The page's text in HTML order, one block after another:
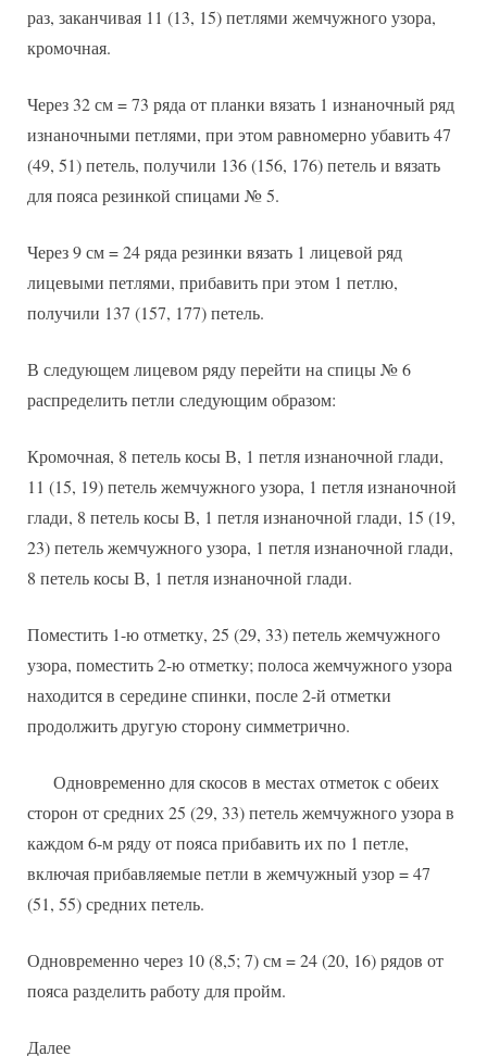
раз, заканчивая 11 (13, 15) петлями жемчужного узора,
кромочная.
Через 32 см = 73 ряда от планки вязать 1 изнаночный ряд
изнаночными петлями, при этом равномерно убавить 47
(49, 51) петель, получили 136 (156, 176) петель и вязать
для пояса резинкой спицами № 5.
Через 9 см = 24 ряда резинки вязать 1 лицевой ряд
лицевыми петлями, прибавить при этом 1 петлю,
получили 137 (157, 177) петель.
В следующем лицевом ряду перейти на спицы № 6
распределить петли следующим образом:
Кромочная, 8 петель косы В, 1 петля изнаночной глади,
11 (15, 19) петель жемчужного узора, 1 петля изнаночной
глади, 8 петель косы В, 1 петля изнаночной глади, 15 (19,
23) петель жемчужного узора, 1 петля изнаночной глади,
8 петель косы В, 1 петля изнаночной глади.
Поместить 1-ю отметку, 25 (29, 33) петель жемчужного
узора, поместить 2-ю отметку; полоса жемчужного узора
находится в середине спинки, после 2-й отметки
продолжить другую сторону симметрично.
Одновременно для скосов в местах отметок с обеих
сторон от средних 25 (29, 33) петель жемчужного узора в
каждом 6-м ряду от пояса прибавить их пo 1 петле,
включая прибавляемые петли в жемчужный узор = 47
(51, 55) средних петель.
Одновременно через 10 (8,5; 7) см = 24 (20, 16) рядов от
пояса разделить работу для пройм.
Далее